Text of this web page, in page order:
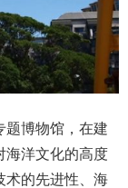
题博物馆，在建
海洋文化的高度
术的先进性、海